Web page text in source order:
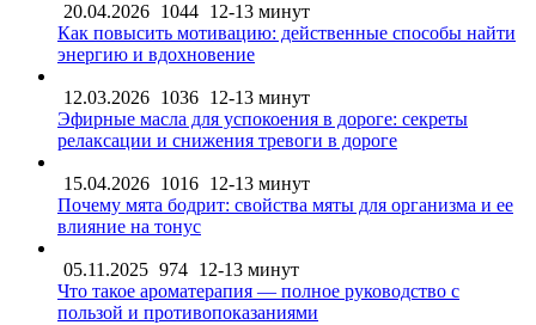
20.04.2026 1044 12-13 минут
Как повысить мотивацию: действенные способы найти
энергию и вдохновение
12.03.2026 1036 12-13 минут
Эфирные масла для успокоения в дороге: секреты
релаксации и снижения тревоги в дороге
15.04.2026 1016 12-13 минут
Почему мята бодрит: свойства мяты для организма и ее
влияние на тонус
05.11.2025 974 12-13 минут
Что такое ароматерапия — полное руководство с
пользой и противопоказаниями